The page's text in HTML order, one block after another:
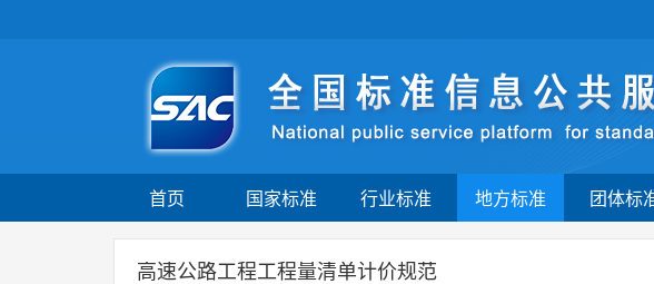
首页 国家标准 行业标准 地方标准 团体标
高速公路工程工程量清单计价规范